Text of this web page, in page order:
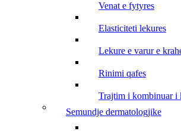
venat e fytyres
elasticiteti lekures
lekure e varur e
rinimi qafes
trajtim i kombinuar i
semundje dermatologjike